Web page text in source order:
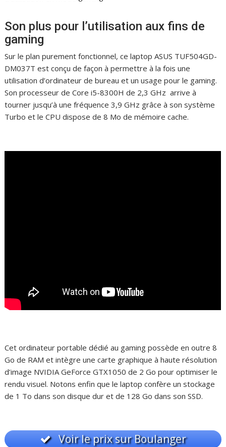
Son plus pour l’utilisation aux fins de
gaming
Sur le plan purement fonctionnel, ce laptop ASUS TUF504GD-
DM037T est conçu de façon à permettre à la fois une
utilisation d’ordinateur de bureau et un usage pour le gaming.
Son processeur de Core i5-8300H de 2,3 GHz arrive à
tourner jusqu’à une fréquence 3,9 GHz grâce à son système
Turbo et le CPU dispose de 8 Mo de mémoire cache.
Cet ordinateur portable dédié au gaming possède en outre 8
Go de RAM et intègre une carte graphique à haute résolution
d’image NVIDIA GeForce GTX1050 de 2 Go pour optimiser le
rendu visuel. Notons enfin que le laptop confère un stockage
de 1 To dans son disque dur et de 128 Go dans son SSD.
Voir le prix sur Boulanger